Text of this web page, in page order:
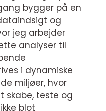
bygger på en
og
jeg arbejder
analyser til
i dynamiske
miljøer, hvor
skabe, teste og
blot